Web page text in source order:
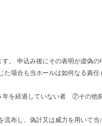
。 申込み後にその表明が虚偽
場合も当ホールは如何なる責任
経過していない者 ⑦その他
し、偽計又は威力を用いて当